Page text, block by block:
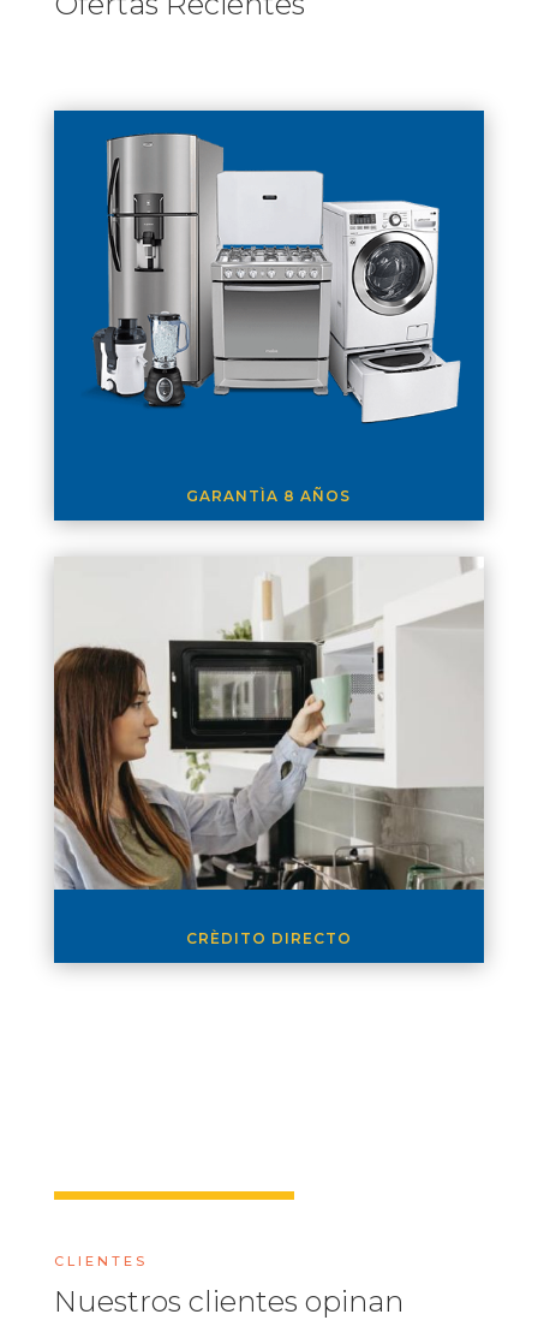
GARANTÌA 8 AÑOS
CRÈDITO DIRECTO
CLIENTES
Nuestros clientes opinan